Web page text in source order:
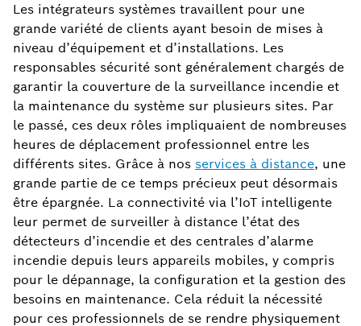
Les intégrateurs systèmes travaillent pour une
grande variété de clients ayant besoin de mises à
niveau d’équipement et d’installations. Les
responsables sécurité sont généralement chargés de
garantir la couverture de la surveillance incendie et
la maintenance du système sur plusieurs sites. Par
le passé, ces deux rôles impliquaient de nombreuses
heures de déplacement professionnel entre les
différents sites. Grâce à nos services à distance, une
grande partie de ce temps précieux peut désormais
être épargnée. La connectivité via l’IoT intelligente
leur permet de surveiller à distance l’état des
détecteurs d’incendie et des centrales d’alarme
incendie depuis leurs appareils mobiles, y compris
pour le dépannage, la configuration et la gestion des
besoins en maintenance. Cela réduit la nécessité
pour ces professionnels de se rendre physiquement